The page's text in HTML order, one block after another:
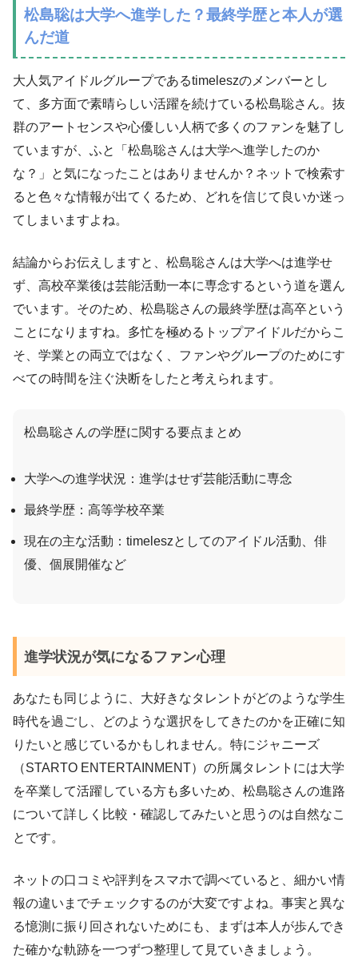
松島聡は大学へ進学した？最終学歴と本人が選
んだ道
大人気アイドルグループであるtimeleszのメンバーとし
て、多方面で素晴らしい活躍を続けている松島聡さん。抜
群のアートセンスや心優しい人柄で多くのファンを魅了し
ていますが、ふと「松島聡さんは大学へ進学したのか
な？」と気になったことはありませんか？ネットで検索す
ると色々な情報が出てくるため、どれを信じて良いか迷っ
てしまいますよね。
結論からお伝えしますと、松島聡さんは大学へは進学せ
ず、高校卒業後は芸能活動一本に専念するという道を選ん
でいます。そのため、松島聡さんの最終学歴は高卒という
ことになりますね。多忙を極めるトップアイドルだからこ
そ、学業との両立ではなく、ファンやグループのためにす
べての時間を注ぐ決断をしたと考えられます。
松島聡さんの学歴に関する要点まとめ
大学への進学状況：進学はせず芸能活動に専念
最終学歴：高等学校卒業
現在の主な活動：timeleszとしてのアイドル活動、俳
優、個展開催など
進学状況が気になるファン心理
あなたも同じように、大好きなタレントがどのような学生
時代を過ごし、どのような選択をしてきたのかを正確に知
りたいと感じているかもしれません。特にジャニーズ
（STARTO ENTERTAINMENT）の所属タレントには大学
を卒業して活躍している方も多いため、松島聡さんの進路
について詳しく比較・確認してみたいと思うのは自然なこ
とです。
ネットの口コミや評判をスマホで調べていると、細かい情
報の違いまでチェックするのが大変ですよね。事実と異な
る憶測に振り回されないためにも、まずは本人が歩んでき
た確かな軌跡を一つずつ整理して見ていきましょう。